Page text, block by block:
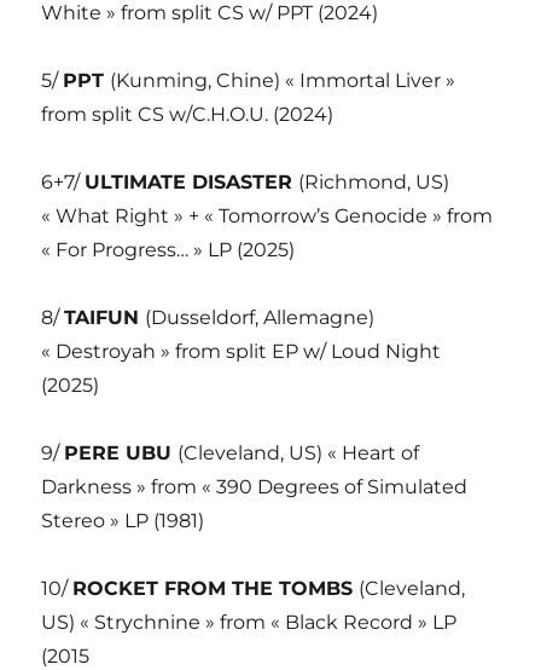
White » from split CS w/ PPT (2024)
5/ PPT (Kunming, Chine) « Immortal Liver »
from split CS w/C.H.O.U. (2024)
6+7/ ULTIMATE DISASTER (Richmond, US)
« What Right » + « Tomorrow’s Genocide » from
« For Progress… » LP (2025)
8/TAIFUN (Dusseldorf, Allemagne)
« Destroyah » from split EP w/ Loud Night
(2025)
9/ PERE UBU (Cleveland, US) « Heart of
Darkness » from « 390 Degrees of Simulated
Stereo » LP (1981)
10/ ROCKET FROM THE TOMBS (Cleveland,
US) « Strychnine » from « Black Record » LP
(2015